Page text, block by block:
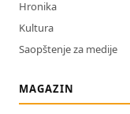
Hronika
Kultura
Saopštenje za medije
MAGAZIN